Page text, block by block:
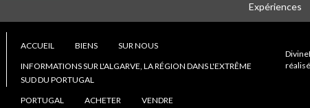
Expériences
ACCUEIL BIENS
SUR NOUS
INFORMATIONS SUR L'ALGARVE, LA RÉGION DANS L'EXTRÊME
SUD DU PORTUGAL
PORTUGAL
ACHETER VENDRE